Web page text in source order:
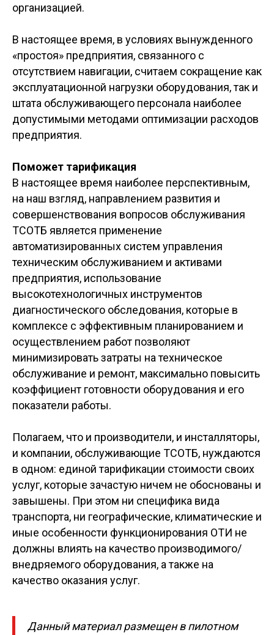
организацией.
В настоящее время, в условиях вынужденного
«простоя» предприятия, связанного с
отсутствием навигации, считаем сокращение как
эксплуатационной нагрузки оборудования, так и
штата обслуживающего персонала наиболее
допустимыми методами оптимизации расходов
предприятия.
Поможет тарификация
В настоящее время наиболее перспективным,
на наш взгляд, направлением развития и
совершенствования вопросов обслуживания
ТСОТБ является применение
автоматизированных систем управления
техническим обслуживанием и активами
предприятия, использование
высокотехнологичных инструментов
диагностического обследования, которые в
комплексе с эффективным планированием и
осуществлением работ позволяют
минимизировать затраты на техническое
обслуживание и ремонт, максимально повысить
коэффициент готовности оборудования и его
показатели работы.
Полагаем, что и производители, и инсталляторы,
и компании, обслуживающие ТСОТБ, нуждаются
в одном: единой тарификации стоимости своих
услуг, которые зачастую ничем не обоснованы и
завышены. При этом ни специфика вида
транспорта, ни географические, климатические и
иные особенности функционирования ОТИ не
должны влиять на качество производимого/
внедряемого оборудования, а также на
качество оказания услуг.
Данный материал размещен в пилотном